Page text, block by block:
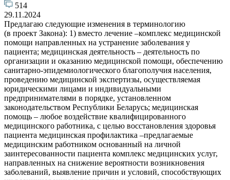
514
29.11.2024
Предлагаю следующие изменения в терминологию
(в проект Закона): 1) вместо лечение –комплекс медицинской
помощи направленных на устранение заболевания у
пациента; медицинская деятельность – деятельность по
организации и оказанию медицинской помощи, обеспечению
санитарно-эпидемиологического благополучия населения,
проведению медицинской экспертизы, осуществляемая
юридическими лицами и индивидуальными
предпринимателями в порядке, установленном
законодательством Республики Беларусь; медицинская
помощь – любое воздействие квалифицированного
медицинского работника, с целью восстановления здоровья
пациента медицинская профилактика –предлагаемые
медицинским работником основанный на личной
заинтересованности пациента комплекс медицинских услуг,
направленных на снижение вероятности возникновения
заболеваний, выявление причин и условий, способствующих